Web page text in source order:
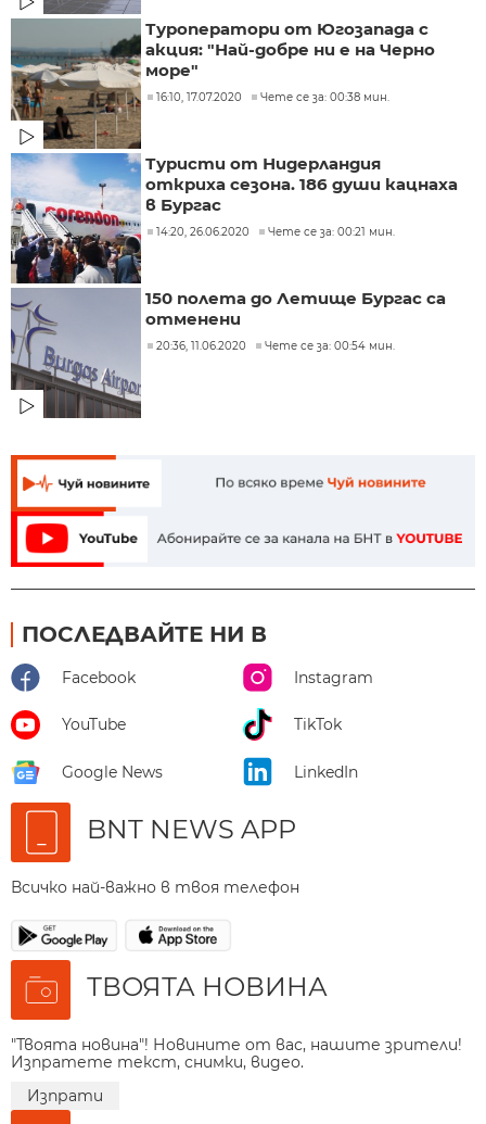
Туроператори от Югозапада с
акция: "Най-добре ни е на Черно
море"
16:10, 17.07.2020 Чете се за: 00:38 мин.
Туристи от Нидерландия
откриха сезона. 186 души кацнаха
в Бургас
14:20, 26.06.2020 Чете се за: 00:21 мин.
150 полета до Летище Бургас са
отменени
20:36, 11.06.2020 Чете се за: 00:54 мин.
ПОСЛЕДВАЙТЕ НИ В
Facebook Instagram
YouTube TikTok
Google News LinkedIn
BNT NEWS APP
Всичко най-важно в твоя телефон
ТВОЯТА НОВИНА
"Твоята новина"! Новините от вас, нашите зрители!
Изпратете текст, снимки, видео.
Изпрати